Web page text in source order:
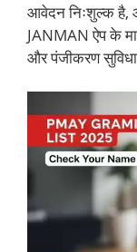
आवेदन निःशुल्क
JANMAN ऐप के
और पंजीकरण